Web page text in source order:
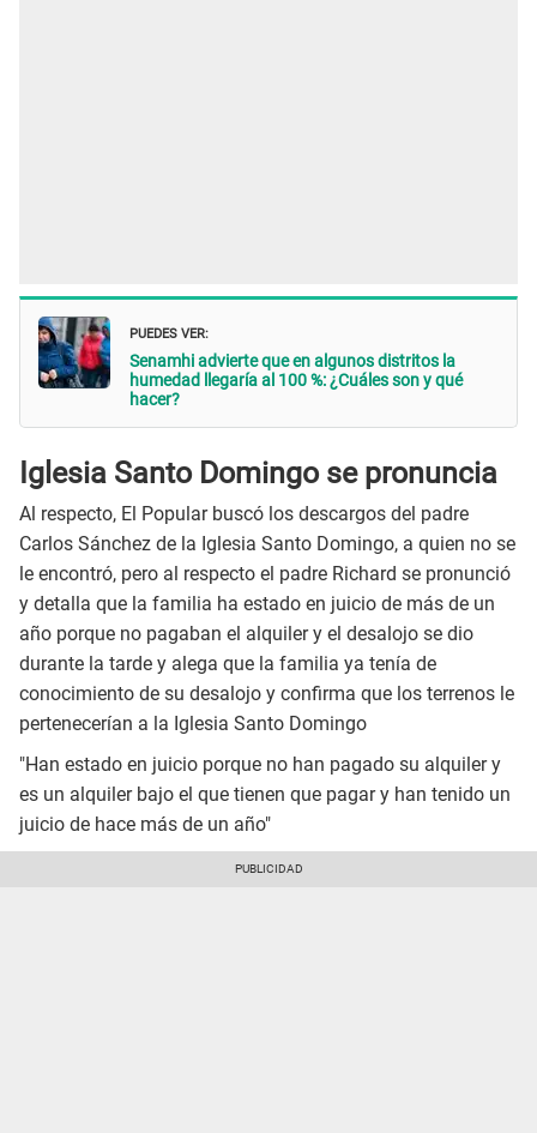
PUEDES VER:
Senamhi advierte que en algunos distritos la
humedad llegaría al 100 %: ¿Cuáles son y qué
hacer?
Iglesia Santo Domingo se pronuncia
Al respecto, El Popular buscó los descargos del padre
Carlos Sánchez de la Iglesia Santo Domingo, a quien no se
le encontró, pero al respecto el padre Richard se pronunció
y detalla que la familia ha estado en juicio de más de un
año porque no pagaban el alquiler y el desalojo se dio
durante la tarde y alega que la familia ya tenía de
conocimiento de su desalojo y confirma que los terrenos le
pertenecerían a la Iglesia Santo Domingo
"Han estado en juicio porque no han pagado su alquiler y
es un alquiler bajo el que tienen que pagar y han tenido un
juicio de hace más de un año"